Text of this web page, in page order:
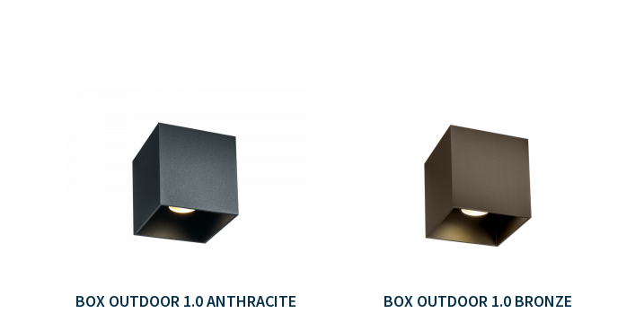
BOX OUTDOOR 1.0 ANTHRACITE
BOX OUTDOOR 1.0 BRONZE